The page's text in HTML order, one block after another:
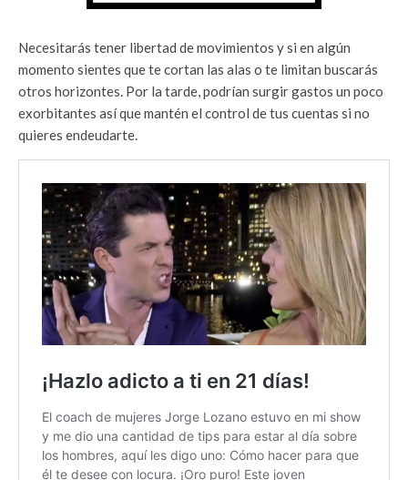
Necesitarás tener libertad de movimientos y si en algún
momento sientes que te cortan las alas o te limitan buscarás
otros horizontes. Por la tarde, podrían surgir gastos un poco
exorbitantes así que mantén el control de tus cuentas si no
quieres endeudarte.